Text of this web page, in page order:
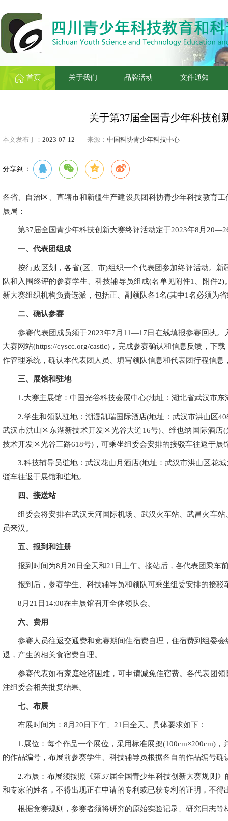
首页 关于我们 品牌活动 文件通知
关于第37届全国青少年科技创
本文发布于： 2023-07-12 来源： 中国科协青少年科技中心
分享到：
各省、自治区、直辖市和新疆生产建设兵团科协青少年科技教育
展局：
第37届全国青少年科技创新大赛终评活动定于2023年8月
一、代表团组成
按行政区划，各省(区、市)组织一个代表团参加终评活动。
队和入围终评的参赛学生、科技辅导员组成(名单见附件1、附件
新大赛组织机构负责选派，包括正、副领队各1名(其中1名必须为
二、确认参赛
参赛代表团成员须于2023年7月11—17日在线填报参赛回执
大赛网站(https://cyscc.org/castic)，完成参赛确认和信息反馈，下
作管理系统，确认本代表团人员、填写领队信息和代表团行程信
三、展馆和驻地
1.大赛主展馆：中国光谷科技会展中心(地址：湖北省武汉市
2.学生和领队驻地：潮漫凯瑞国际酒店(地址：武汉市洪山区
武汉市洪山区东湖新技术开发区光谷大道16号)、维也纳国际酒
技术开发区光谷三路618号)，可乘坐组委会安排的接驳车往返于
3.科技辅导员驻地：武汉花山月酒店(地址：武汉市洪山区花
驳车往返于展馆和驻地。
四、接送站
组委会将安排在武汉天河国际机场、武汉火车站、武昌火车
员来汉。
五、报到和注册
报到时间为8月20日全天和21日上午。接站后，各代表团乘车
报到后，参赛学生、科技辅导员和领队可乘坐组委安排的接
8月21日14:00在主展馆召开全体领队会。
六、费用
参赛人员往返交通费和竞赛期间住宿费自理，住宿费到组委
退，产生的相关食宿费自理。
参赛代表如有家庭经济困难，可申请减免住宿费。各代表团
注组委会相关批复结果。
七、布展
布展时间为：8月20日下午、21日全天。具体要求如下：
1.展位：每个作品一个展位，采用标准展架(100cm×200cm)
的作品编号，布展前参赛学生、科技辅导员根据各自的作品编号确
2.布展：布展须按照《第37届全国青少年科技创新大赛规则
和专家的姓名，不得出现正在申请的专利或已获专利的证明，不
根据竞赛规则，参赛者须将研究的原始实验记录、研究日志